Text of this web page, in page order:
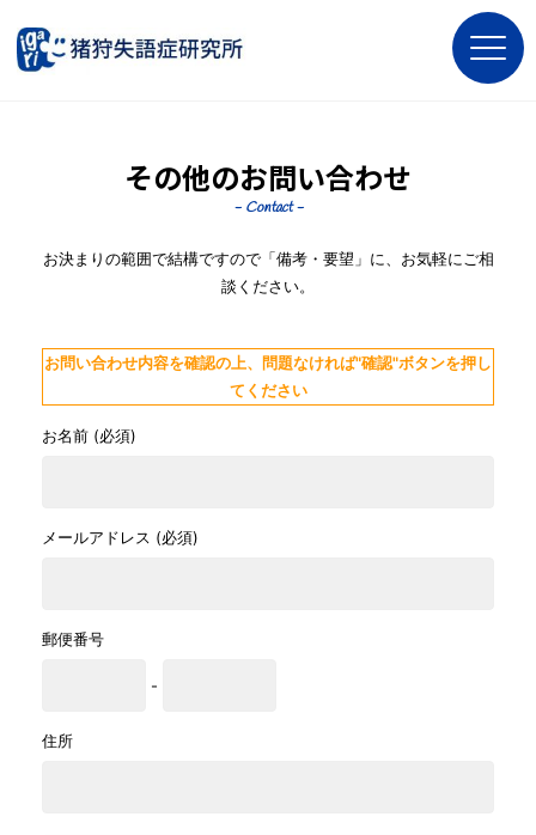
その他のお問い合わせ
- Contact -
お決まりの範囲で結構ですので「備考・要望」に、お気軽にご相
談ください。
お問い合わせ内容を確認の上、問題なければ"確認"ボタンを押し
てください
お名前 (必須)
メールアドレス (必須)
郵便番号
-
住所